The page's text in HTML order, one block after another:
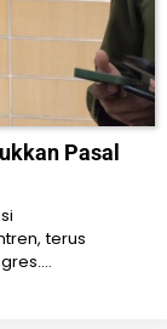
Pasal
terus